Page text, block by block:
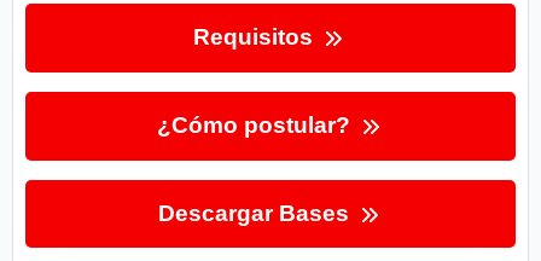
Requisitos
¿Cómo postular?
Descargar Bases